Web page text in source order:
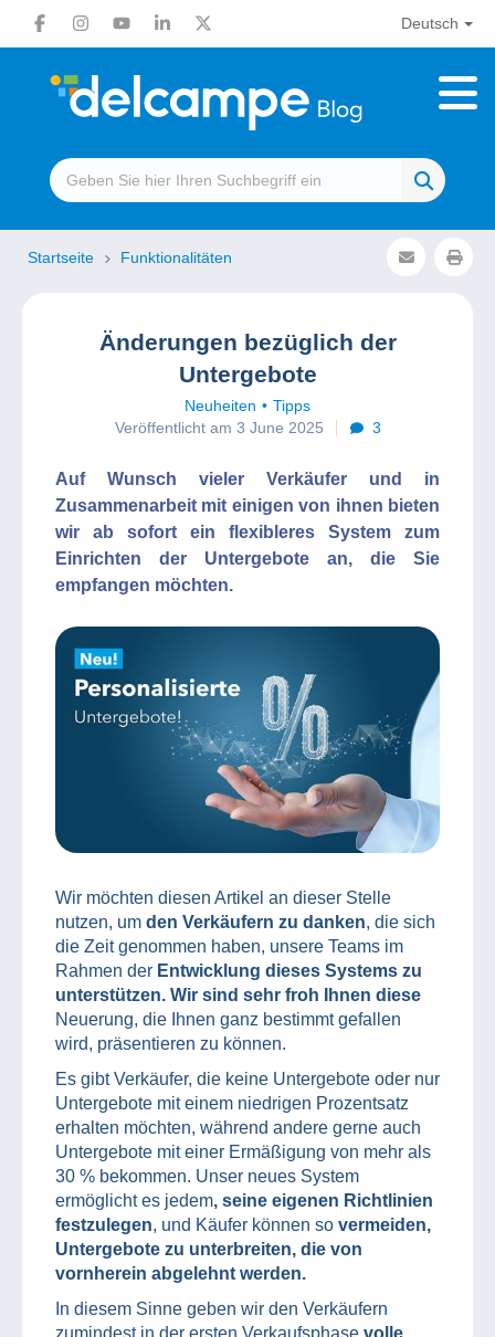
Deutsch
Startseite Funktionalitäten
Änderungen bezüglich der
Untergebote
Neuheiten
Tipps
Veröffentlicht am 3 June 2025
3
Auf Wunsch vieler Verkäufer und in
Zusammenarbeit mit einigen von ihnen bieten
wir ab sofort ein flexibleres System zum
Einrichten der Untergebote an, die Sie
empfangen möchten.
Wir möchten diesen Artikel an dieser Stelle
nutzen, um den Verkäufern zu danken, die sich
die Zeit genommen haben, unsere Teams im
Rahmen der Entwicklung dieses Systems zu
unterstützen. Wir sind sehr froh Ihnen diese
Neuerung, die Ihnen ganz bestimmt gefallen
wird, präsentieren zu können.
Es gibt Verkäufer, die keine Untergebote oder nur
Untergebote mit einem niedrigen Prozentsatz
erhalten möchten, während andere gerne auch
Untergebote mit einer Ermäßigung von mehr als
30 % bekommen. Unser neues System
ermöglicht es jedem, seine eigenen Richtlinien
festzulegen, und Käufer können so vermeiden,
Untergebote zu unterbreiten, die von
vornherein abgelehnt werden.
In diesem Sinne geben wir den Verkäufern
zumindest in der ersten Verkaufsphase volle